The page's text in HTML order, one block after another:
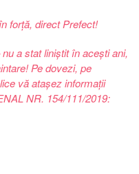
forță, direct Prefect!
a stat liniștit în acești ani,
Pe dovezi, pe
vă atașez informații
NR. 154/111/2019: